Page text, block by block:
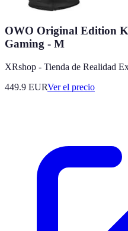
OWO Original Edition
Gaming - M
XRshop - Tienda de Realidad
449.9 EURVer el precio